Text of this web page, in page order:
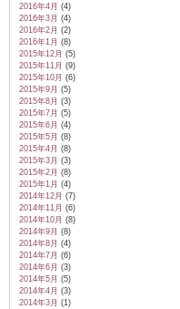
2016年4月 (4)
2016年3月 (4)
2016年2月 (2)
2016年1月 (8)
2015年12月 (5)
2015年11月 (9)
2015年10月 (6)
2015年9月 (5)
2015年8月 (3)
2015年7月 (5)
2015年6月 (4)
2015年5月 (8)
2015年4月 (8)
2015年3月 (3)
2015年2月 (8)
2015年1月 (4)
2014年12月 (7)
2014年11月 (6)
2014年10月 (8)
2014年9月 (8)
2014年8月 (4)
2014年7月 (6)
2014年6月 (3)
2014年5月 (5)
2014年4月 (3)
2014年3月 (1)